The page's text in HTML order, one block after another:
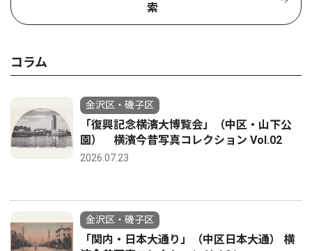
索
コラム
金沢区・磯子区
「復興記念横濱大博覧会」（中区・山下公
園） 横濱今昔写真コレクション Vol.02
2026.07.23
金沢区・磯子区
「関内・日本大通り」（中区日本大通） 横